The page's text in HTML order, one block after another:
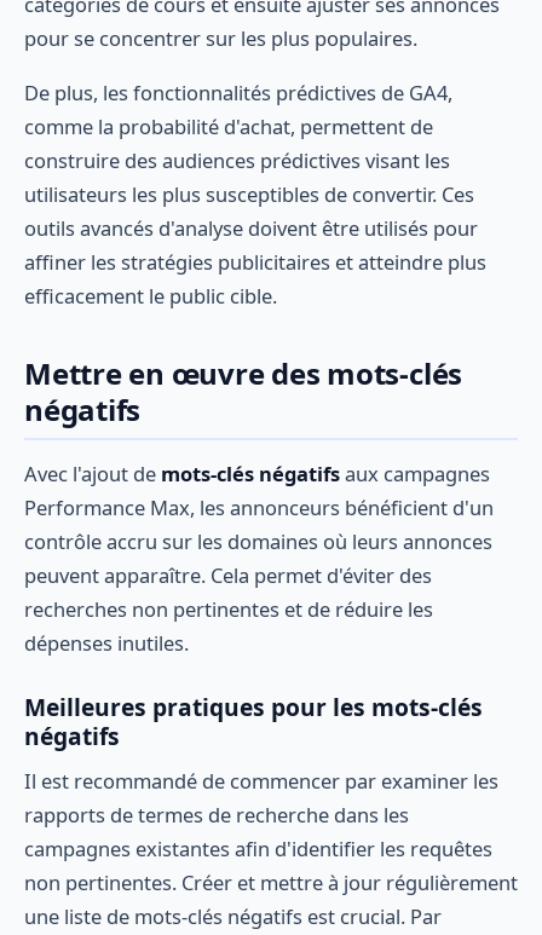
pour se concentrer sur les plus populaires.
De plus, les fonctionnalités prédictives de GA4,
comme la probabilité d'achat, permettent de
construire des audiences prédictives visant les
utilisateurs les plus susceptibles de convertir. Ces
outils avancés d'analyse doivent être utilisés pour
affiner les stratégies publicitaires et atteindre plus
efficacement le public cible.
Mettre en œuvre des mots-clés
négatifs
Avec l'ajout de mots-clés négatifsaux campagnes
Performance Max, les annonceurs bénéficient d'un
contrôle accru sur les domaines où leurs annonces
peuvent apparaître. Cela permet d'éviter des
recherches non pertinentes et de réduire les
dépenses inutiles.
Meilleures pratiques pour les mots-clés
négatifs
Il est recommandé de commencer par examiner les
rapports de termes de recherche dans les
campagnes existantes afin d'identifier les requêtes
non pertinentes. Créer et mettre à jour régulièrement
une liste de mots-clés négatifs est crucial. Par